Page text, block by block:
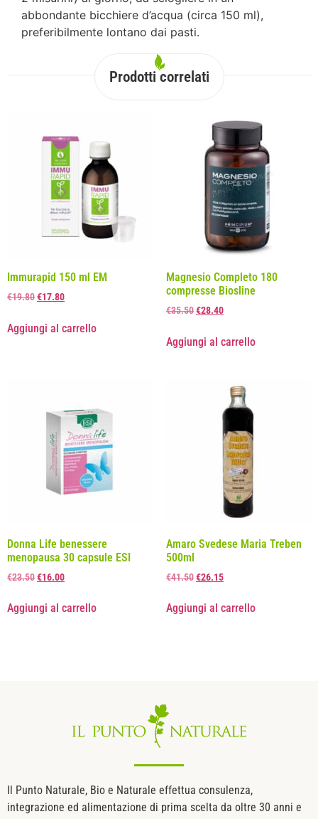
abbondante bicchiere d’acqua (circa 150 ml),
preferibilmente lontano dai pasti.
Prodotti correlati
Immurapid 150 ml EM
€19.80€17.80
Aggiungi al carrello
Magnesio Completo 180
compresse Biosline
€35.50€28.40
Aggiungi al carrello
Donna Life benessere
menopausa 30 capsule ESI
€23.50€16.00
Aggiungi al carrello
Amaro Svedese Maria Treben
500ml
€41.50€26.15
Aggiungi al carrello
Il Punto Naturale, Bio e Naturale effettua consulenza,
integrazione ed alimentazione di prima scelta da oltre 30 anni e